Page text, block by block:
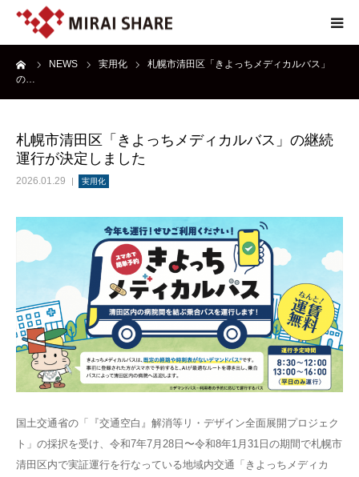
NEWS 実用化
札幌市清田区「きよっちメディカルバス」
の…
札幌市清田区「きよっちメディカルバス」の継続
運行が決定しました
2026.01.29 実用化
国土交通省の「『交通空白』解消等リ・デザイン全面展開プロジェク
ト」の採択を受け、令和7年7月28日〜令和8年1月31日の期間で札幌市
清田区内で実証運行を行なっている地域内交通「きよっちメディカ
NEWS
SERVICE
ABOUT